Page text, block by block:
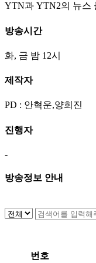
YTN과 YTN2의 뉴스
방송시간
화, 금 밤 12시
제작자
PD : 안혁운,양희진
진행자
-
방송정보 안내
번호